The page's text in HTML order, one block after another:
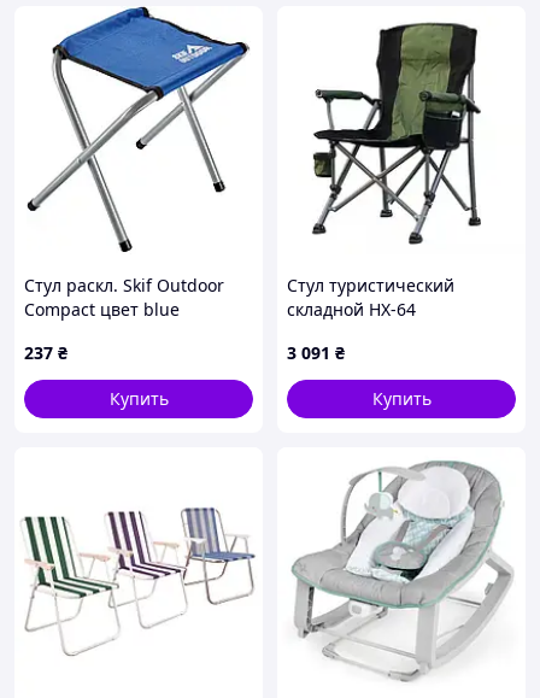
Стул раскл. Skif Outdoor
Compact цвет blue
237 ₴
Купить
Стул туристический
складной HX-64
стул с подлокотниками и
подстаканником
3 091 ₴
Купить